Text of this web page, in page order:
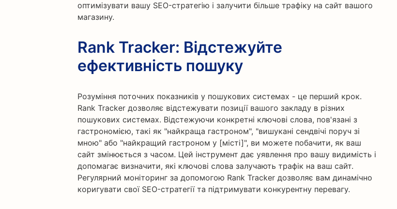
оптимізувати вашу SEO-стратегію і залучити більше трафіку на сайт вашого
магазину.
Rank Tracker: Відстежуйте
ефективність пошуку
Розуміння поточних показників у пошукових системах - це перший крок.
Rank Tracker дозволяє відстежувати позиції вашого закладу в різних
пошукових системах. Відстежуючи конкретні ключові слова, пов'язані з
гастрономією, такі як "найкраща гастроном", "вишукані сендвічі поруч зі
мною" або "найкращий гастроном у [місті]", ви можете побачити, як ваш
сайт змінюється з часом. Цей інструмент дає уявлення про вашу видимість і
допомагає визначити, які ключові слова залучають трафік на ваш сайт.
Регулярний моніторинг за допомогою Rank Tracker дозволяє вам динамічно
коригувати свої SEO-стратегії та підтримувати конкурентну перевагу.